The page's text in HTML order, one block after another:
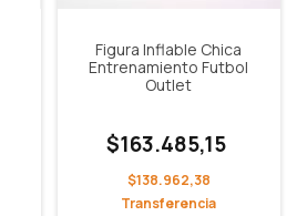
Figura Inflable Chica
Entrenamiento Futbol
Outlet
$163.485,15
$138.962,38